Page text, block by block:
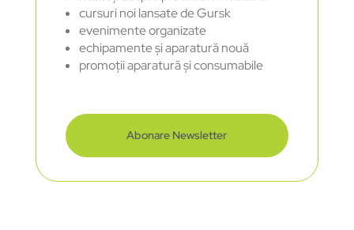
cursuri noi lansate de Gursk
evenimente organizate
echipamente și aparatură nouă
promoții aparatură și consumabile
Abonare Newsletter